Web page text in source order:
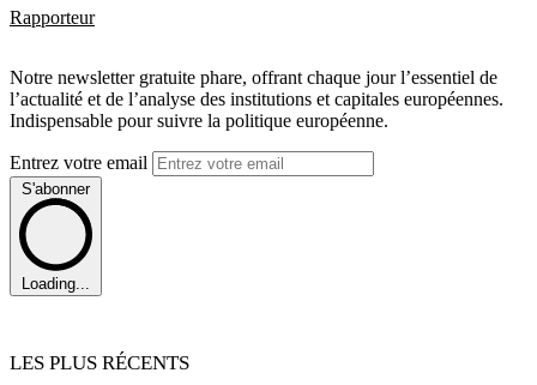
Rapporteur
Notre newsletter gratuite phare, offrant chaque jour l’essentiel de
l’actualité et de l’analyse des institutions et capitales européennes.
Indispensable pour suivre la politique européenne.
Entrez votre email
S'abonner
Loading...
LES PLUS RÉCENTS